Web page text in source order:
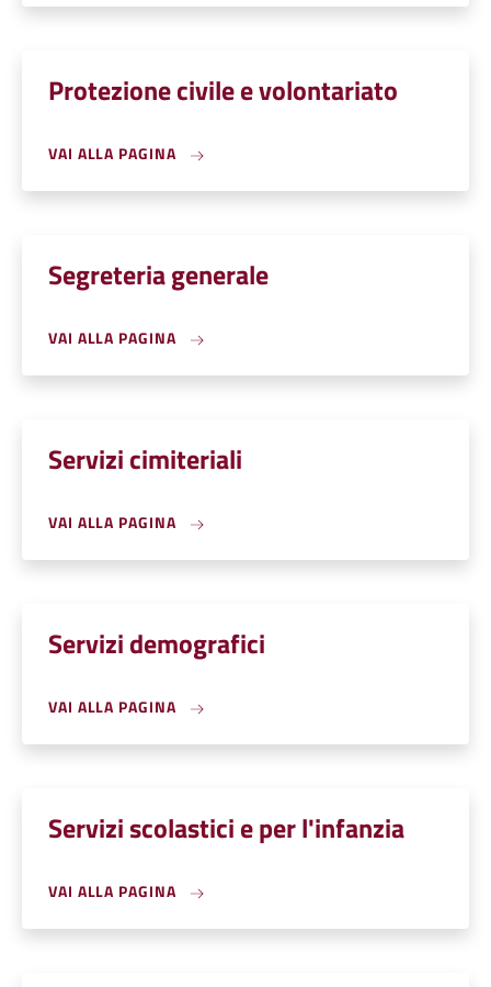
Protezione civile e volontariato
VAI ALLA PAGINA
Segreteria generale
VAI ALLA PAGINA
Servizi cimiteriali
VAI ALLA PAGINA
Servizi demografici
VAI ALLA PAGINA
Servizi scolastici e per l'infanzia
VAI ALLA PAGINA